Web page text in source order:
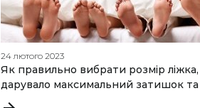
24 лютого 2023
Як правильно вибрати розмір
дарувало максимальний затишок